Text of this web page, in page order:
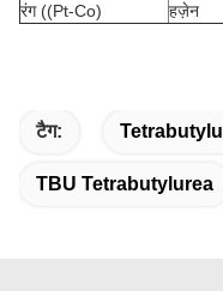
रंग ((Pt-Co)
हज़ेन
टैग:
TBU Tetrabutylurea